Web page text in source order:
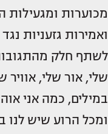
מכוערות ומגעילות
ואמירות גזעניות
לשתף חלק
שלי, אור שלי,
במילים, כמה אני
ומכל הרוע שיש לנו